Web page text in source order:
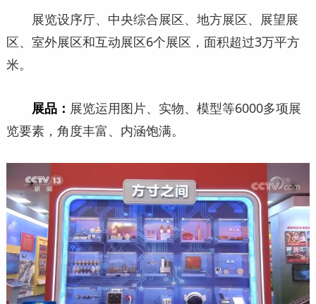
展览设序厅、中央综合展区、地方展区、展望展
区、室外展区和互动展区6个展区，面积超过3万平方
米。
展品： 展览运用图片、实物、模型等6000多项展
览要素，角度丰富、内涵饱满。